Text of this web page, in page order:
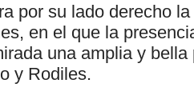
por su lado derecho
en el que la
una amplia y
y Rodiles.